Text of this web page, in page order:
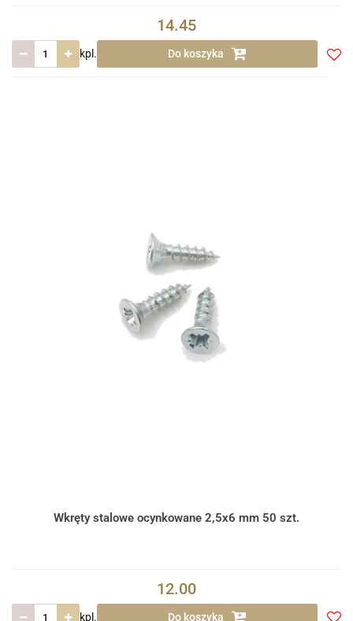
14.45
kpl. Do koszyka
Wkręty stalowe ocynkowane 2,5x6 mm 50 szt.
12.00
kpl. Do koszyka